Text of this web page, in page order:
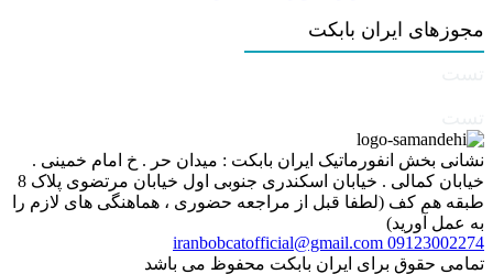
مجوزهای ایران بابکت
نشانی بخش انفورماتیک ایران بابکت : میدان حر . خ امام خمینی .
خیابان کمالی . خیابان اسکندری جنوبی اول خیابان مرتضوی پلاک 8
طبقه هم کف (لطفا قبل از مراجعه حضوری ، هماهنگی های لازم را
به عمل آورید)
09123002274
iranbobcatofficial@gmail.com
تمامی حقوق برای ایران بابکت محفوظ می باشد